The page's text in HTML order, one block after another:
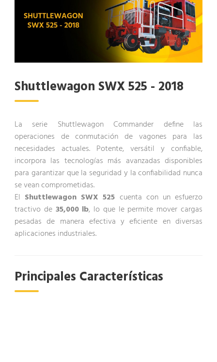
Shuttlewagon SWX 525 - 2018
La serie Shuttlewagon Commander define las
operaciones de conmutación de vagones para las
necesidades actuales. Potente, versátil y confiable,
incorpora las tecnologías más avanzadas disponibles
para garantizar que la seguridad y la confiabilidad nunca
se vean comprometidas.
El Shuttlewagon SWX 525 cuenta con un esfuerzo
tractivo de 35,000 lb, lo que le permite mover cargas
pesadas de manera efectiva y eficiente en diversas
aplicaciones industriales.
Principales Características